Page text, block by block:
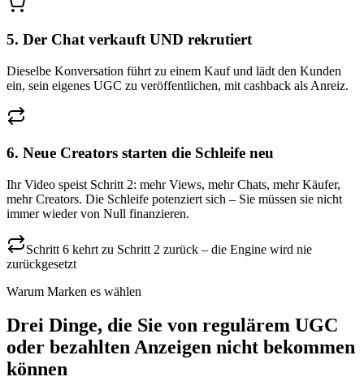
5. Der Chat verkauft UND rekrutiert
Dieselbe Konversation führt zu einem Kauf und lädt den Kunden
ein, sein eigenes UGC zu veröffentlichen, mit cashback als Anreiz.
6. Neue Creators starten die Schleife neu
Ihr Video speist Schritt 2: mehr Views, mehr Chats, mehr Käufer,
mehr Creators. Die Schleife potenziert sich – Sie müssen sie nicht
immer wieder von Null finanzieren.
Schritt 6 kehrt zu Schritt 2 zurück – die Engine wird nie
zurückgesetzt
Warum Marken es wählen
Drei Dinge, die Sie von regulärem UGC
oder bezahlten Anzeigen nicht bekommen
können